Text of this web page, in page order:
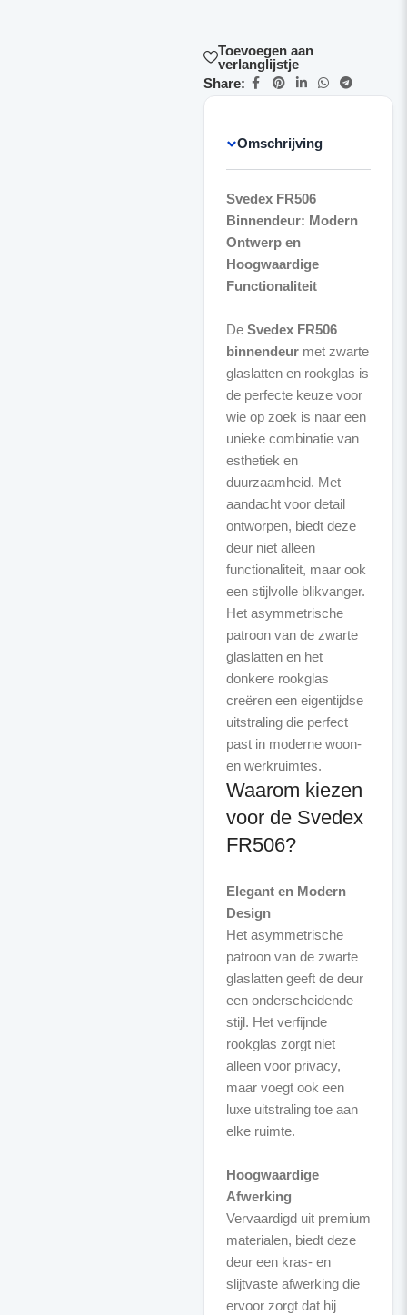
Toevoegen aan
verlanglijstje
Share:
Omschrijving
Svedex FR506
Binnendeur: Modern
Ontwerp en
Hoogwaardige
Functionaliteit
De Svedex FR506
binnendeurmet zwarte
glaslatten en rookglas is
de perfecte keuze voor
wie op zoek is naar een
unieke combinatie van
esthetiek en
duurzaamheid. Met
aandacht voor detail
ontworpen, biedt deze
deur niet alleen
functionaliteit, maar ook
een stijlvolle blikvanger.
Het asymmetrische
patroon van de zwarte
glaslatten en het
donkere rookglas
creëren een eigentijdse
uitstraling die perfect
past in moderne woon-
Waarom kiezen
voor de Svedex
FR506?
Elegant en Modern
Design
Het asymmetrische
patroon van de zwarte
glaslatten geeft de deur
een onderscheidende
stijl. Het verfijnde
rookglas zorgt niet
alleen voor privacy,
maar voegt ook een
luxe uitstraling toe aan
elke ruimte.
Hoogwaardige
Afwerking
Vervaardigd uit premium
materialen, biedt deze
deur een kras- en
slijtvaste afwerking die
ervoor zorgt dat hij